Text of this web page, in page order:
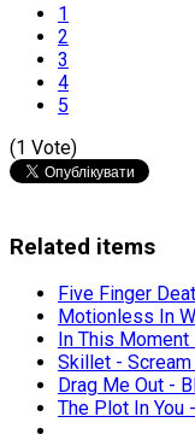
1
2
3
4
5
(1 Vote)
Related items
Five Finger
Motionless In
In This
Skillet -
Drag Me Out -
The Plot In You